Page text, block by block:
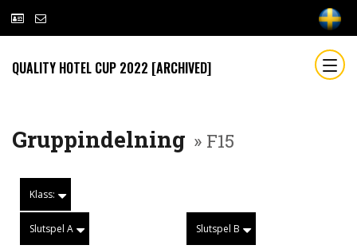
QUALITY HOTEL CUP 2022 [ARCHIVED]
Gruppindelning » F15
Klass:
Slutspel A Slutspel B